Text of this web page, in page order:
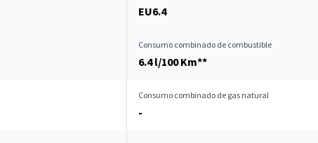
EU6.4
Consumo combinado de combustible
6.4 l/100 Km**
Consumo combinado de gas natural
-